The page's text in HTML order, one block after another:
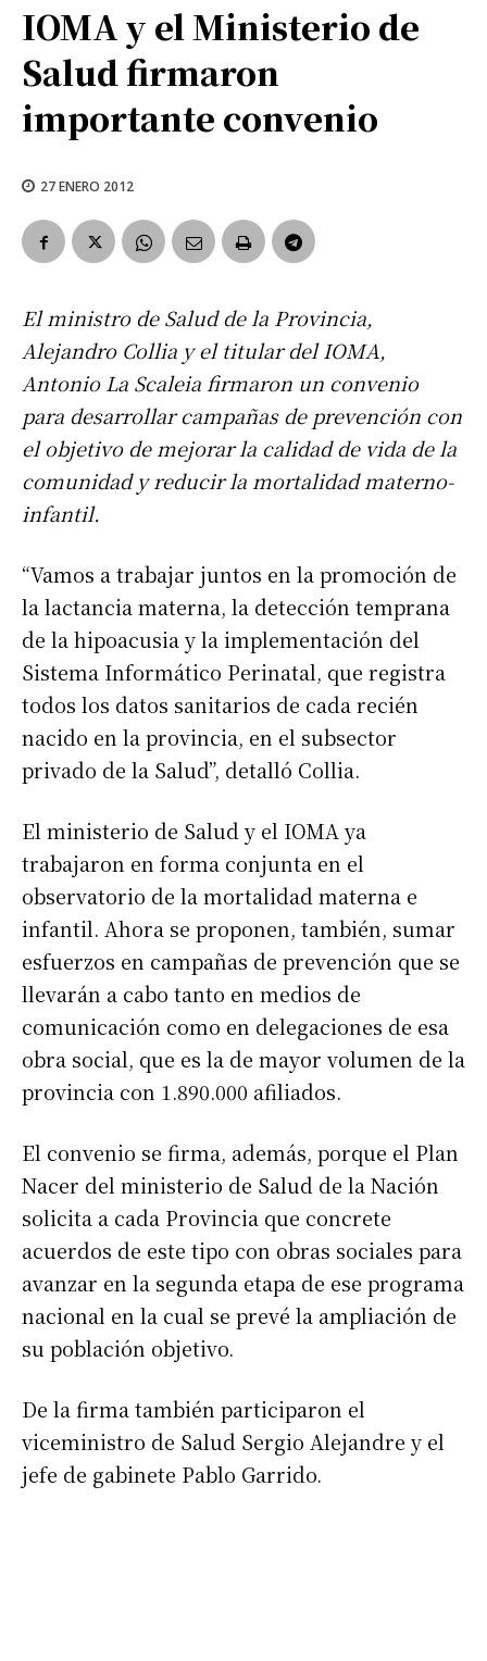
IOMA y el Ministerio de
Salud firmaron
importante convenio
27 ENERO 2012
El ministro de Salud de la Provincia,
Alejandro Collia y el titular del IOMA,
Antonio La Scaleia firmaron un convenio
para desarrollar campañas de prevención con
el objetivo de mejorar la calidad de vida de la
comunidad y reducir la mortalidad materno-
infantil.
“Vamos a trabajar juntos en la promoción de
la lactancia materna, la detección temprana
de la hipoacusia y la implementación del
Sistema Informático Perinatal, que registra
todos los datos sanitarios de cada recién
nacido en la provincia, en el subsector
privado de la Salud”, detalló Collia.
El ministerio de Salud y el IOMA ya
trabajaron en forma conjunta en el
observatorio de la mortalidad materna e
infantil. Ahora se proponen, también, sumar
esfuerzos en campañas de prevención que se
llevarán a cabo tanto en medios de
comunicación como en delegaciones de esa
obra social, que es la de mayor volumen de la
provincia con 1.890.000 afiliados.
El convenio se firma, además, porque el Plan
Nacer del ministerio de Salud de la Nación
solicita a cada Provincia que concrete
acuerdos de este tipo con obras sociales para
avanzar en la segunda etapa de ese programa
nacional en la cual se prevé la ampliación de
su población objetivo.
De la firma también participaron el
viceministro de Salud Sergio Alejandre y el
jefe de gabinete Pablo Garrido.